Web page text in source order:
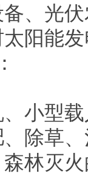
、光
阳能
小型
除草
林灭